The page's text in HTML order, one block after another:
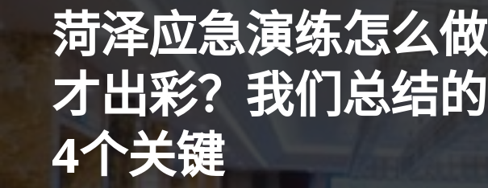
菏泽应急演练怎么做
才出彩？我们总结的
4个关键